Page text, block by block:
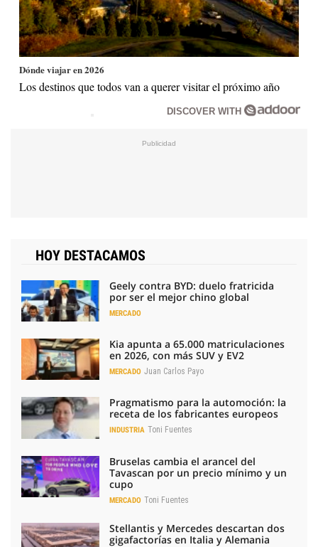
Dónde viajar en 2026
Los destinos que todos van a querer visitar el próximo año
DISCOVER WITH
HOY DESTACAMOS
Geely contra BYD: duelo fratricida
por ser el mejor chino global
MERCADO
Kia apunta a 65.000 matriculaciones
en 2026, con más SUV y EV2
MERCADO Juan Carlos Payo
Pragmatismo para la automoción: la
receta de los fabricantes europeos
INDUSTRIA Toni Fuentes
Bruselas cambia el arancel del
Tavascan por un precio mínimo y un
cupo
MERCADO Toni Fuentes
Stellantis y Mercedes descartan dos
gigafactorías en Italia y Alemania